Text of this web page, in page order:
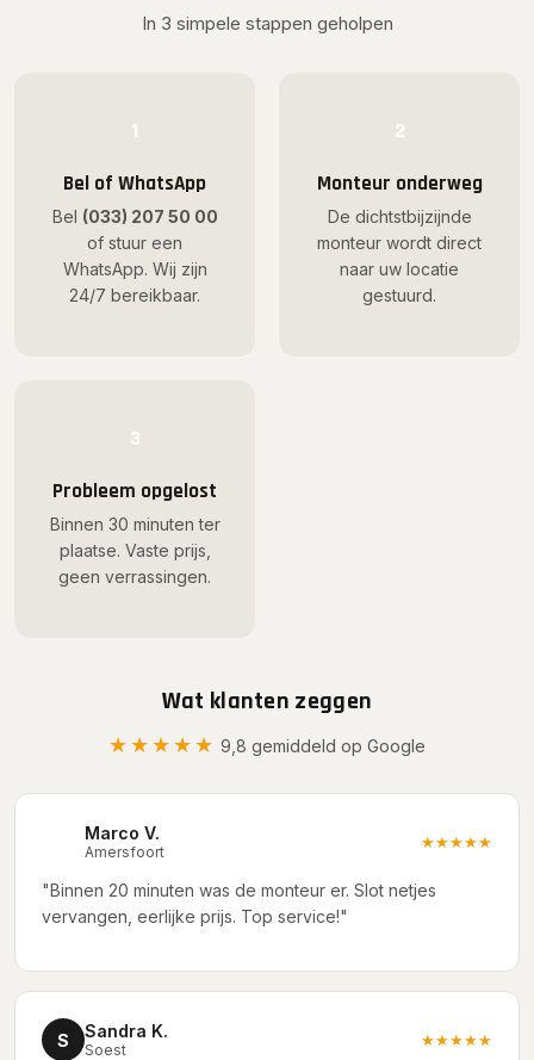
In 3 simpele stappen geholpen
1
Bel of WhatsApp
Bel (033) 207 50 00
of stuur een
WhatsApp. Wij zijn
24/7 bereikbaar.
2
Monteur onderweg
De dichtstbijzijnde
monteur wordt direct
naar uw locatie
gestuurd.
3
Probleem opgelost
Binnen 30 minuten ter
plaatse. Vaste prijs,
geen verrassingen.
Wat klanten zeggen
★★★★★ 9,8 gemiddeld op Google
Marco V.
Amersfoort
★★★★★
"Binnen 20 minuten was de monteur er. Slot netjes
vervangen, eerlijke prijs. Top service!"
S Sandra K.
Soest
★★★★★